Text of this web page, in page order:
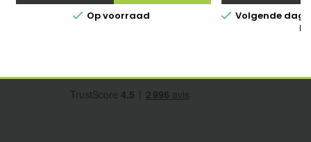
 Op voorraad  Volgende dag